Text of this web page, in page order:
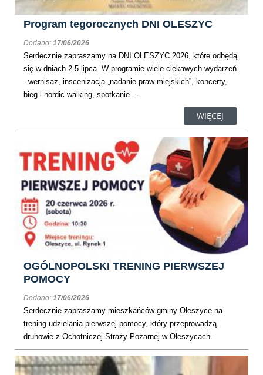
Program tegorocznych DNI OLESZYC
Dodano: 17/06/2026
Serdecznie zapraszamy na DNI OLESZYC 2026, które odbędą
się w dniach 2-5 lipca. W programie wiele ciekawych wydarzeń
- wernisaż, inscenizacja „nadanie praw miejskich”, koncerty,
bieg i nordic walking, spotkanie ...
WIĘCEJ
OGÓLNOPOLSKI TRENING PIERWSZEJ
POMOCY
Dodano: 17/06/2026
Serdecznie zapraszamy mieszkańców gminy Oleszyce na
trening udzielania pierwszej pomocy, który przeprowadzą
druhowie z Ochotniczej Straży Pożarnej w Oleszycach.